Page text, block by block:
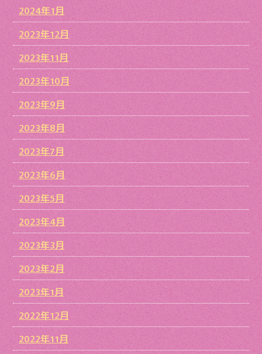
2024年1月
2023年12月
2023年11月
2023年10月
2023年9月
2023年8月
2023年7月
2023年6月
2023年5月
2023年4月
2023年3月
2023年2月
2023年1月
2022年12月
2022年11月